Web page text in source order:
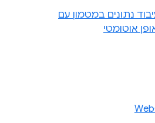
נתונים במטמון עם
אוטומטי